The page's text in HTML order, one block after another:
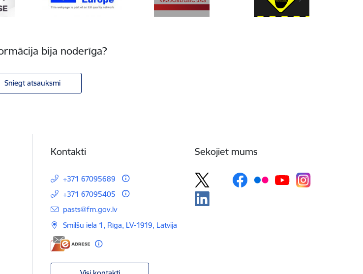
bija noderīga?
Sniegt atsauksmi
Kontakti
+371 67095689
+371 67095405
E-pasts:
pasts@fm.gov.lv
Smilšu iela 1, Rīga, LV-1919, Latvija
Sekojiet mums